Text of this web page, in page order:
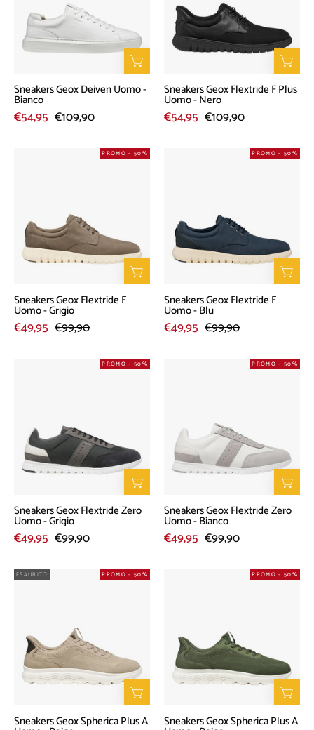
-
Bianco
Sneakers Geox Deiven Uomo -
Bianco
€54,95 €109,90
Plus
Uomo
-
Sneakers Geox Flextride F Plus
Uomo - Nero
€54,95 €109,90
Sneakers
Uomo
-
Grigio
PROMO - 50%
Sneakers Geox Flextride F
Uomo - Grigio
€49,95 €99,90
Sneakers
Uomo
-
Blu
PROMO - 50%
Sneakers Geox Flextride F
Uomo - Blu
€49,95 €99,90
Sneakers
Uomo
-
Grigio
PROMO - 50%
Sneakers Geox Flextride Zero
Uomo - Grigio
€49,95 €99,90
Sneakers
Uomo
-
Bianco
PROMO - 50%
Sneakers Geox Flextride Zero
Uomo - Bianco
€49,95 €99,90
Sneakers
A
Uomo
-
PROMO - 50%
ESAURITO
Sneakers Geox Spherica Plus A
Sneakers
Plus
A
Uomo
-
PROMO - 50%
Sneakers Geox Spherica Plus A